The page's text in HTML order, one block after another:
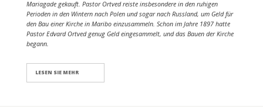
Mariagade gekauft. Pastor Ortved reiste insbesondere in den ruhigen
Perioden in den Wintern nach Polen und sogar nach Russland, um Geld für
den Bau einer Kirche in Maribo einzusammeln. Schon im Jahre 1897 hatte
Pastor Edvard Ortved genug Geld eingesammelt, und das Bauen der Kirche
begann.
LESEN SIE MEHR